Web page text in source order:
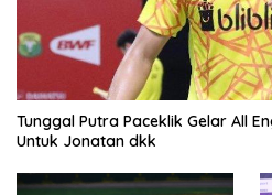
Tunggal Putra Paceklik Gelar All
Untuk Jonatan dkk